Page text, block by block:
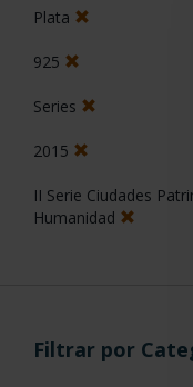
Plata
925
Series
2015
II Serie Ciudades
Humanidad
Filtrar por